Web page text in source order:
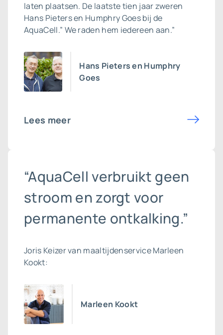
laten plaatsen. De laatste tien jaar zweren
Hans Pieters en Humphry Goes bij de
AquaCell.” We raden hem iedereen aan.”
Hans Pieters en Humphry
Goes
Lees meer
“AquaCell verbruikt geen
stroom en zorgt voor
permanente ontkalking.”
Joris Keizer van maaltijdenservice Marleen
Kookt:
Marleen Kookt